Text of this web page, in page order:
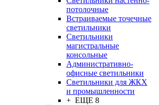
потолочные
Встраиваемые точечные
светильники
Светильники
магистральные
консольные
Административно-
офисные светильники
Светильники для ЖКХ
и промышленности
+ ЕЩЕ 8